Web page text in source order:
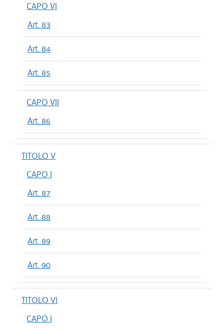
CAPO VI
Art. 83
Art. 84
Art. 85
CAPO VII
Art. 86
TITOLO V
CAPO I
Art. 87
Art. 88
Art. 89
Art. 90
TITOLO VI
CAPO I